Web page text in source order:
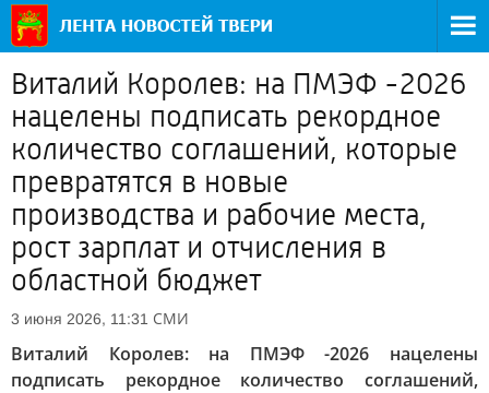
Виталий Королев: на ПМЭФ -2026
нацелены подписать рекордное
количество соглашений, которые
превратятся в новые
производства и рабочие места,
рост зарплат и отчисления в
областной бюджет
3 июня 2026, 11:31 СМИ
Виталий Королев: на ПМЭФ -2026 нацелены
подписать рекордное количество соглашений,